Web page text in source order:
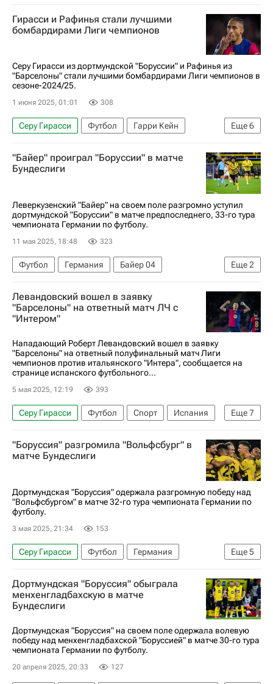
Тибо Куртуа
Кол Палмер Тиаго Силва
Боруссия (Дортмунд)
Монтеррей
Реал Мадрид
Гирасси и Рафинья стали лучшими
бомбардирами Лиги чемпионов
Серу Гирасси из дортмундской "Боруссии" и Рафинья из
"Барселоны" стали лучшими бомбардирами Лиги чемпионов в
сезоне-2024/25.
1 июня 2025, 01:01 308
Еще6
Серу Гирасси Футбол
Гарри Кейн
Спорт
Барселона
Боруссия (Дортмунд)
Бавария
Лига чемпионов УЕФА 2026-2027
"Байер" проиграл "Боруссии" в матче
Бундеслиги
Леверкузенский "Байер" на своем поле разгромно уступил
дортмундской "Боруссии" в матче предпоследнего, 33-го тура
чемпионата Германии по футболу.
11 мая 2025, 18:48 323
Еще2
Футбол Германия
Байер 04
Боруссия (Дортмунд)
Бундеслига
Левандовский вошел в заявку
"Барселоны" на ответный матч ЛЧ с
"Интером"
Нападающий Роберт Левандовский вошел в заявку
"Барселоны" на ответный полуфинальный матч Лиги
чемпионов против итальянского "Интера", сообщается на
странице испанского футбольного...
5 мая 2025, 12:19 393
Еще7
Серу Гирасси Футбол Спорт
Испания
Милан
Роберт Левандовский
Рафинья (1987)
Интер
Барселона
"Боруссия" разгромила "Вольфсбург" в
матче Бундеслиги
Дортмундская "Боруссия" одержала разгромную победу над
"Вольфсбургом" в матче 32-го тура чемпионата Германии по
футболу.
3 мая 2025, 21:34 153
Еще5
Серу Гирасси Футбол
Германия
Дортмунд
Боруссия (Дортмунд)
Вольфсбург
Боруссия (Мёнхенгладбах)
Бундеслига
Дортмундская "Боруссия" обыграла
менхенгладбахскую в матче
Бундеслиги
Дортмундская "Боруссия" на своем поле одержала волевую
победу над менхенгладбахской "Боруссией" в матче 30-го тура
чемпионата Германии по футболу.
20 апреля 2025, 20:33 127